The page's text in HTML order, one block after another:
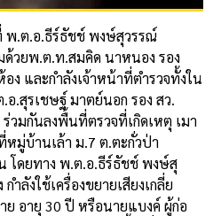
.ต.อ.ธีร์ธัชช์ พงษ์สุวรรณ์
วยพ.ต.ท.สมคิด นาหนอง รอง
ง และกำลังเจ้าหน้าที่ตำรวจทั้งใน
.สุรเชษฐ์ มาตย์นอก รอง สว.
วมกันลงพื้นที่ตรวจที่เกิดเหตุ เมา
หมู่บ้านเล้า ม.7 ต.ตะกั่วป่า
โดยทาง พ.ต.อ.ธีร์ธัชช์ พงษ์สุ
ลังใช้เครื่องขยายเสียงเกลี่ย
อายุ 30 ปี หรือนายแบงค์ ผู้ก่อ